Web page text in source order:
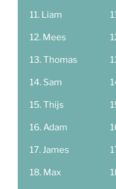
Liam
Mees
Thomas
Sam
Thijs
Adam
James
Max